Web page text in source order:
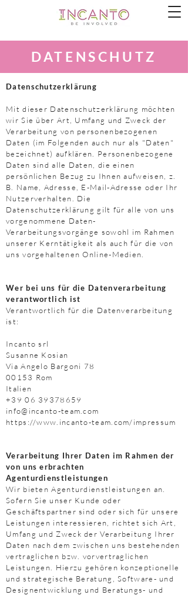
DATENSCHUTZ
Datenschutzerklärung
Mit dieser Datenschutzerklärung möchten
wir Sie über Art, Umfang und Zweck der
Verarbeitung von personenbezogenen
Daten (im Folgenden auch nur als "Daten"
bezeichnet) aufklären. Personenbezogene
Daten sind alle Daten, die einen
persönlichen Bezug zu Ihnen aufweisen, z.
B. Name, Adresse, E-Mail-Adresse oder Ihr
Nutzerverhalten. Die
Datenschutzerklärung gilt für alle von uns
vorgenommene Daten-
Verarbeitungsvorgänge sowohl im Rahmen
unserer Kerntätigkeit als auch für die von
uns vorgehaltenen Online-Medien.
Wer bei uns für die Datenverarbeitung
verantwortlich ist
Verantwortlich für die Datenverarbeitung
ist:
Incanto srl
Susanne Kosian
Via Angelo Bargoni 78
00153 Rom
Italien
+39 06 39378659
info@incanto-team.com
https://www.incanto-team.com/impressum
Verarbeitung Ihrer Daten im Rahmen der
von uns erbrachten
Agenturdienstleistungen
Wir bieten Agenturdienstleistungen an.
Sofern Sie unser Kunde oder
Geschäftspartner sind oder sich für unsere
Leistungen interessieren, richtet sich Art,
Umfang und Zweck der Verarbeitung Ihrer
Daten nach dem zwischen uns bestehenden
vertraglichen bzw. vorvertraglichen
Leistungen. Hierzu gehören konzeptionelle
und strategische Beratung, Software- und
Designentwicklung und Beratungs- und